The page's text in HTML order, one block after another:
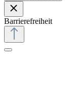
Barrierefreiheit